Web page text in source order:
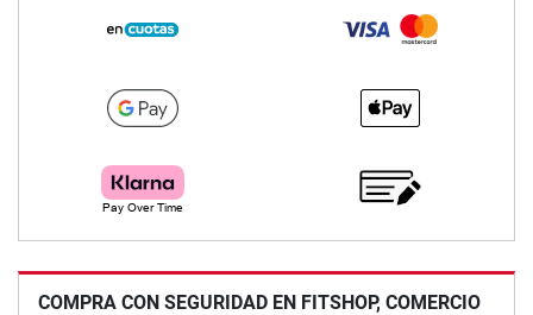
COMPRA CON SEGURIDAD EN FITSHOP, COMERCIO